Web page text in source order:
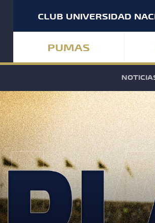
CLUB UNIVERSIDAD
PUMAS